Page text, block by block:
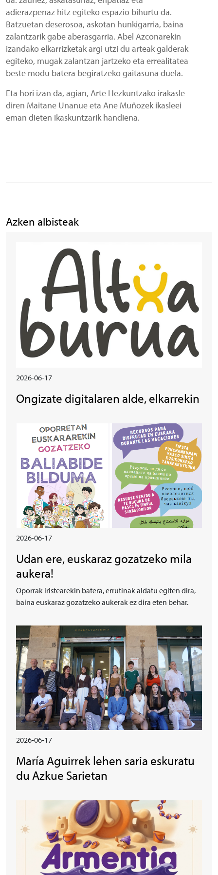
adierazpenaz hitz egiteko espazio bihurtu da.
Batzuetan deserosoa, askotan hunkigarria, baina
zalantzarik gabe aberasgarria. Abel Azconarekin
izandako elkarrizketak argi utzi du arteak galderak
egiteko, mugak zalantzan jartzeko eta errealitatea
beste modu batera begiratzeko gaitasuna duela.
Eta hori izan da, agian, Arte Hezkuntzako irakasle
diren Maitane Unanue eta Ane Muñozek ikasleei
eman dieten ikaskuntzarik handiena.
Azken albisteak
2026-06-17
Ongizate digitalaren alde, elkarrekin
2026-06-17
Udan ere, euskaraz gozatzeko mila
aukera!
Oporrak iristearekin batera, errutinak aldatu egiten dira,
baina euskaraz gozatzeko aukerak ez dira eten behar.
Irudia
2026-06-17
María Aguirrek lehen saria eskuratu
du Azkue Sarietan